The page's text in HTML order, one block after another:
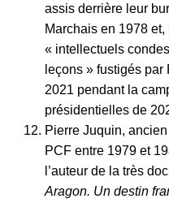
assis derrière leur
Marchais en 1978
« intellectuels
leçons » fustigés
2021 pendant la
présidentielles de
Pierre Juquin,
PCF entre 1979 et
l’auteur de la très
Aragon. Un destin